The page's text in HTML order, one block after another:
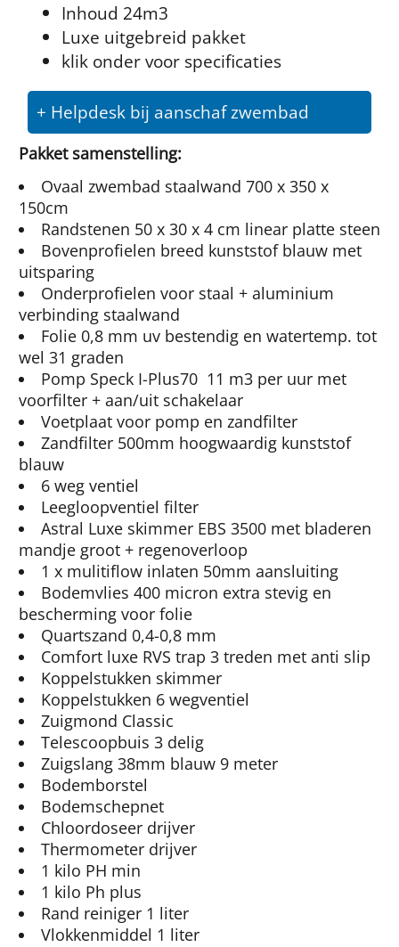
Inhoud 24m3
Luxe uitgebreid pakket
klik onder voor specificaties
+ Helpdesk bij aanschaf zwembad
Pakket samenstelling:
Ovaal zwembad staalwand 700 x 350 x
150cm
Randstenen 50 x 30 x 4 cm linear platte steen
Bovenprofielen breed kunststof blauw met
uitsparing
Onderprofielen voor staal + aluminium
verbinding staalwand
Folie 0,8 mm uv bestendig en watertemp. tot
wel 31 graden
Pomp Speck I-Plus70 11 m3 per uur met
voorfilter + aan/uit schakelaar
Voetplaat voor pomp en zandfilter
Zandfilter 500mm hoogwaardig kunststof
blauw
6 weg ventiel
Leegloopventiel filter
Astral Luxe skimmer EBS 3500 met bladeren
mandje groot + regenoverloop
1 x mulitiflow inlaten 50mm aansluiting
Bodemvlies 400 micron extra stevig en
bescherming voor folie
Quartszand 0,4-0,8 mm
Comfort luxe RVS trap 3 treden met anti slip
Koppelstukken skimmer
Koppelstukken 6 wegventiel
Zuigmond Classic
Telescoopbuis 3 delig
Zuigslang 38mm blauw 9 meter
Bodemborstel
Bodemschepnet
Chloordoseer drijver
Thermometer drijver
1 kilo PH min
1 kilo Ph plus
Rand reiniger 1 liter
Vlokkenmiddel 1 liter